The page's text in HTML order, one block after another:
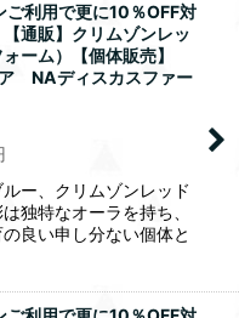
ご利用で更に10％OFF対
通販】クリムゾンレッ
ーム）【個体販売】
NAディスカスファー
ー、クリムゾンレッド
独特なオーラを持ち、
良い申し分ない個体と